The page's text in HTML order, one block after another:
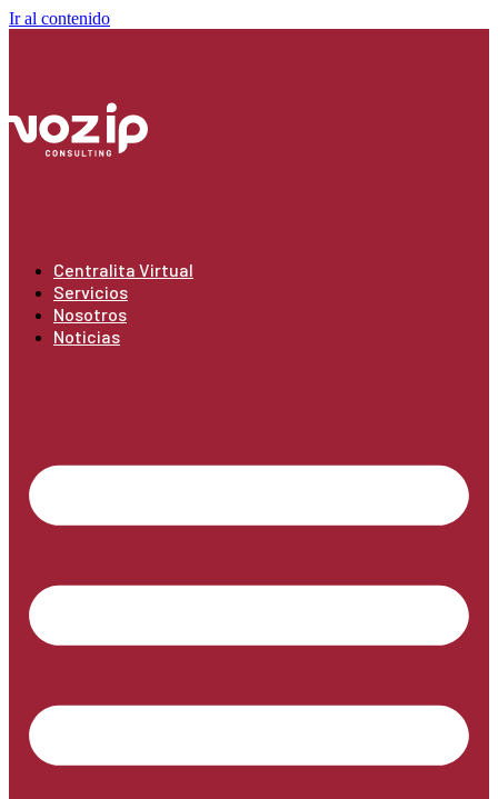
Ir al contenido
Centralita Virtual
Servicios
Nosotros
Noticias